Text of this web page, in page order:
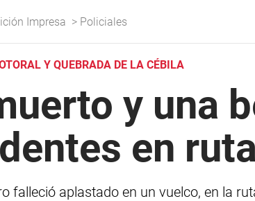
Impresa > Policiales
Y QUEBRADA DE LA CÉBILA
y una
en
falleció aplastado en un vuelco, en la